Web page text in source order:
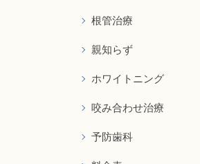
根管治療
親知らず
ホワイトニング
咬み合わせ治療
予防歯科